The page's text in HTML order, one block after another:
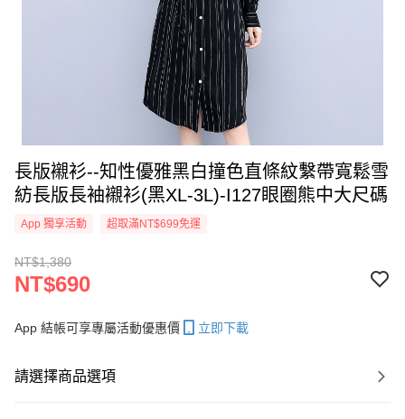
長版襯衫--知性優雅黑白撞色直條紋繫帶寬鬆雪
紡長版長袖襯衫(黑XL-3L)-I127眼圈熊中大尺碼
App 獨享活動 超取滿NT$699免運
NT$1,380
NT$690
App 結帳可享專屬活動優惠價 立即下載
請選擇商品選項